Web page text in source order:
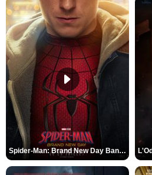
Spider-Man: Brand New Day Bande-annonce VO STFR